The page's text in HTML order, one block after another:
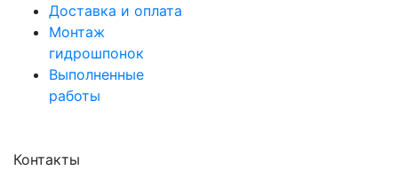
Доставка и оплата
Монтаж
гидрошпонок
Выполненные
работы
Контакты